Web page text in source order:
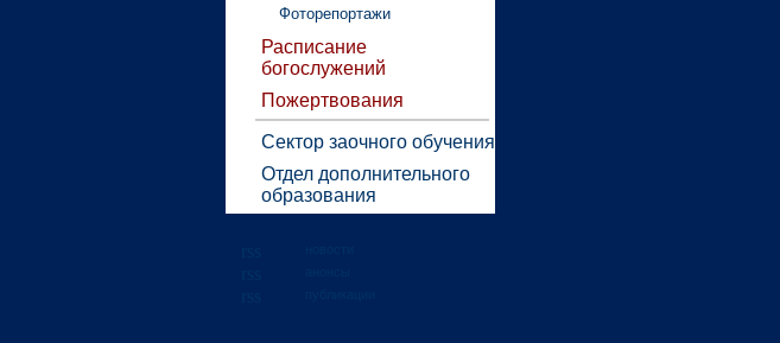
Фоторепортажи
Расписание
богослужений
Пожертвования
Сектор заочного обучения
Отдел дополнительного
образования